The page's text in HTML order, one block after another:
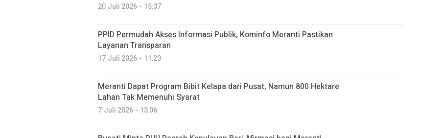
20 Juli 2026 - 15:37
PPID Permudah Akses Informasi Publik, Kominfo Meranti Pastikan
Layanan Transparan
17 Juli 2026 - 11:23
Meranti Dapat Program Bibit Kelapa dari Pusat, Namun 800 Hektare
Lahan Tak Memenuhi Syarat
7 Juli 2026 - 13:06